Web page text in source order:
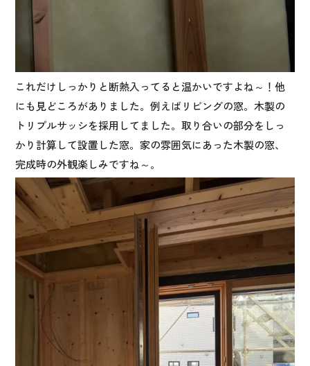
これだけしっかりと断熱入ってると温かいですよね～！他
にも見どころがありました。例えばリビングの窓。木製の
トリプルサッシを採用してました。取り合いの部分をしっ
かり計算して設置した窓。家の雰囲気にあった木製の窓、
完成時の外観楽しみですね～。